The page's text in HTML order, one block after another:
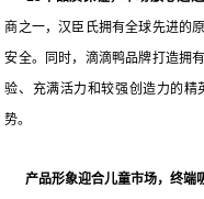
商之一，汉臣氏拥有全球先进的
安全。同时，滴滴鸭品牌打造拥
验、充满活力和较强创造力的
势。
产品形象迎合儿童市场，终端